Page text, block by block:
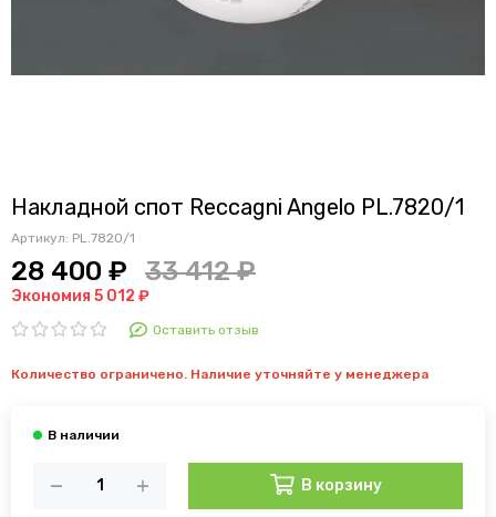
Накладной спот Reccagni Angelo PL.7820/1
Артикул: PL.7820/1
28 400 ₽ 33 412 ₽
Экономия 5 012 ₽
Оставить отзыв
Количество ограничено. Наличие уточняйте у менеджера
В корзину